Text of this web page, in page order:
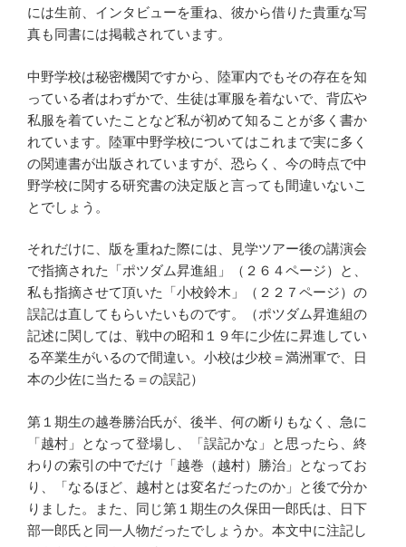
には生前、インタビューを重ね、彼から借りた貴重な写
真も同書には掲載されています。
中野学校は秘密機関ですから、陸軍内でもその存在を知
っている者はわずかで、生徒は軍服を着ないで、背広や
私服を着ていたことなど私が初めて知ることが多く書か
れています。陸軍中野学校についてはこれまで実に多く
の関連書が出版されていますが、恐らく、今の時点で中
野学校に関する研究書の決定版と言っても間違いないこ
とでしょう。
それだけに、版を重ねた際には、見学ツアー後の講演会
で指摘された「ポツダム昇進組」（２６４ページ）と、
私も指摘させて頂いた「小校鈴木」（２２７ページ）の
誤記は直してもらいたいものです。（ポツダム昇進組の
記述に関しては、戦中の昭和１９年に少佐に昇進してい
る卒業生がいるので間違い。小校は少校＝満洲軍で、日
本の少佐に当たる＝の誤記）
第１期生の越巻勝治氏が、後半、何の断りもなく、急に
「越村」となって登場し、「誤記かな」と思ったら、終
わりの索引の中でだけ「越巻（越村）勝治」となってお
り、「なるほど、越村とは変名だったのか」と後で分か
りました。また、同じ第１期生の久保田一郎氏は、日下
部一郎氏と同一人物だったでしょうか。本文中に注記し